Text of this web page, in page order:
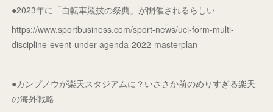
●2023年に「自転車競技の祭典」が開催されるらしい
https://www.sportbusiness.com/sport-news/uci-form-multi-
discipline-event-under-agenda-2022-masterplan
●カンプノウが楽天スタジアムに？いささか前のめりすぎる楽天
の海外戦略